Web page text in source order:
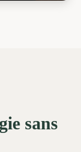
sans